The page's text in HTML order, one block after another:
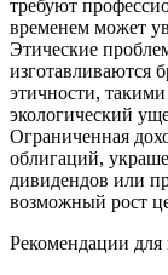
требуют
временем может
Этические
изготавливаются
этичности, такими
экологический
Ограниченная
облигаций,
дивидендов или
возможный рост
Рекомендации для